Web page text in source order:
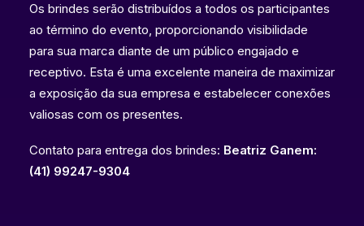
Os brindes serão distribuídos a todos os participantes
ao término do evento, proporcionando visibilidade
para sua marca diante de um público engajado e
receptivo. Esta é uma excelente maneira de maximizar
a exposição da sua empresa e estabelecer conexões
valiosas com os presentes.
Contato para entrega dos brindes: Beatriz Ganem:
(41) 99247-9304